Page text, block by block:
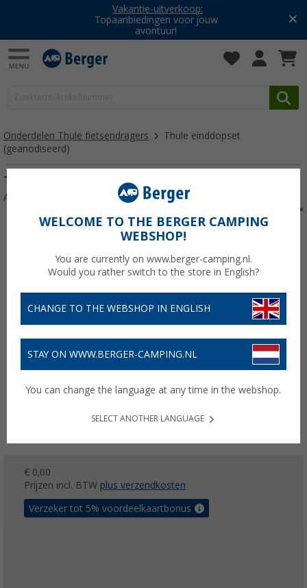
Vakantie-uitverkoop:
Topaanbiedingen voor jouw
avontuur!
Onderdelen Thule fietsendragers
Thule einddopset
(geanodiseerd)
Thule einddopset (geanodiseerd)
Artikelnr: G2PLATFORMHOLDER3034124673
€ 0,00
Prijzen incl. BTW plus verzendkosten
Verzeker tot 5% voordeelkaartbonus
WELCOME TO THE BERGER CAMPING
WEBSHOP!
You are currently on www.berger-camping.nl.
Would you rather switch to the store in English?
CHANGE TO THE WEBSHOP IN ENGLISH
STAY ON WWW.BERGER-CAMPING.NL
You can change the language at any time in the webshop.
SELECT ANOTHER LANGUAGE